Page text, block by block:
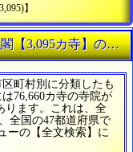
】
【3,095カ寺】のす
町村別に分類したも
76,660カ寺の寺院が
ります。これは、全
全国の47都道府県で
ーの【全文検索】に